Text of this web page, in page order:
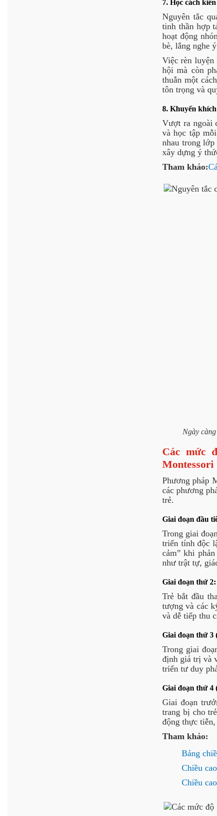
7. Học cách
Nguyên tắc
tinh thần hợp
hoạt động
bè, lắng nghe
Việc rèn luyện
hội mà còn
thuẫn một
tôn trọng và
8. Khuyến
Vượt ra ngoài
và học tập
nhau trong
xây dựng ý
Tham khảo:
Ngày
Các mức
Montessori
Phương pháp
các phương
trẻ.
Giai đoạn đầu
Trong giai
triển tính độc
cảm” khi
như trật tự,
Giai đoạn thứ
Trẻ bắt đầu
tượng và các
và dễ tiếp thu
Giai đoạn thứ 3
Trong giai
định giá trị và
triển tư duy
Giai đoạn thứ 4
Giai đoạn
trang bị cho
động thực
Tham khảo:
Bảng
Chiều
Chiều